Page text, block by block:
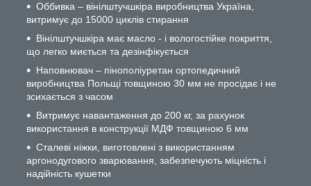
Оббивка – вінілштучшкіра виробництва Україна,
витримує до 15000 циклів стирання
Вінілштучшкіра має масло - і вологостійке покриття,
що легко миється та дезінфікується
Наповнювач – пінополіуретан ортопедичний
виробництва Польщі товщиною 30 мм не просідає і не
зсихається з часом
Витримує навантаження до 200 кг, за рахунок
використання в конструкції МДФ товщиною 6 мм
Сталеві ніжки, виготовлені з використанням
аргонодугового зварювання, забезпечують міцність і
надійність кушетки